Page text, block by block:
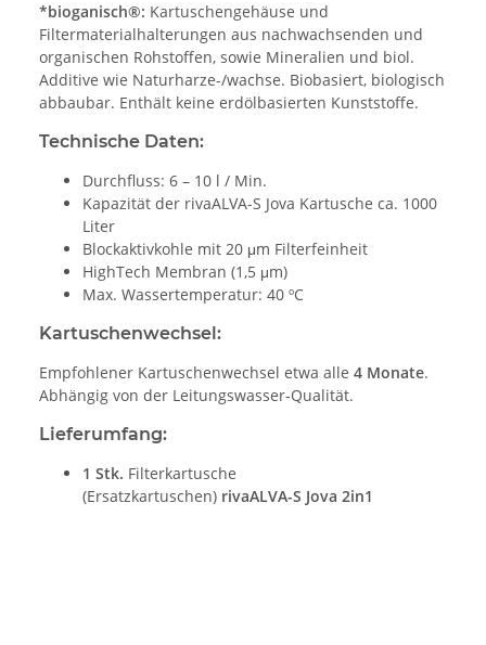
*bioganisch®: Kartuschengehäuse und
Filtermaterialhalterungen aus nachwachsenden und
organischen Rohstoffen, sowie Mineralien und biol.
Additive wie Naturharze-/wachse. Biobasiert, biologisch
abbaubar. Enthält keine erdölbasierten Kunststoffe.
Technische Daten:
Durchfluss: 6 – 10 l / Min.
Kapazität der rivaALVA-S Jova Kartusche ca. 1000
Liter
Blockaktivkohle mit 20 μm Filterfeinheit
HighTech Membran (1,5 μm)
Max. Wassertemperatur: 40 ºC
Kartuschenwechsel:
Empfohlener Kartuschenwechsel etwa alle 4 Monate.
Abhängig von der Leitungswasser-Qualität.
Lieferumfang:
1 Stk. Filterkartusche
(Ersatzkartuschen) rivaALVA-S Jova 2in1